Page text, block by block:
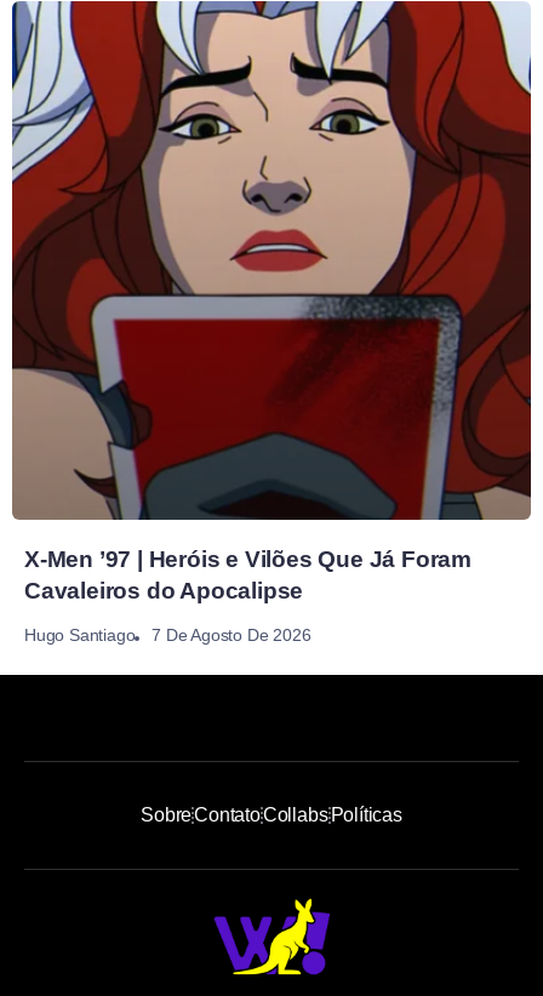
X-Men ’97 | Heróis e Vilões Que Já Foram
Cavaleiros do Apocalipse
Hugo Santiago 7 De Agosto De 2026
SobreContatoCollabsPolíticas